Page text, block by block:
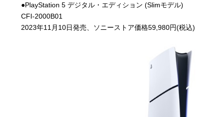
●PlayStation 5 デジタル・エディション (Slimモデル)
CFI-2000B01
2023年11月10日発売、ソニーストア価格59,980円(税込)